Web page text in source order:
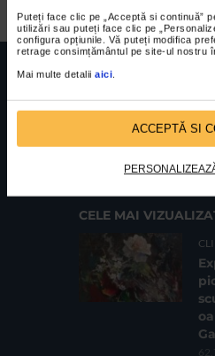
Puteți face clic pe „Acceptă si continuă”
utilizări sau puteți face clic pe
configura opțiunile. Vă puteți modifica
retrage consimțământul pe site-ul nostru
Mai multe detalii aici
ACCEPTĂ SI
FUNDATIA FILDAS ARTNr inreg
Cod fiscal: 9164384Sediu social: Str.
CELE MAI